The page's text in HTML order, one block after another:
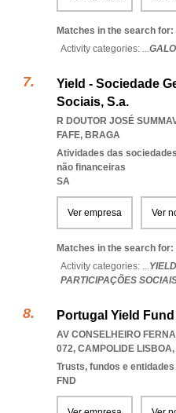
Matches in the search for:
Activity categories: ...
Yield - Sociedade
Sociais, S.a.
R DOUTOR JOSÉ
FAFE, BRAGA
Atividades das
não financeiras
SA
Ver empresa Ver
Matches in the search for:
Activity categories: ...
PARTICIPAÇÕES
Portugal Yield
AV CONSELHEIRO
072, CAMPOLIDE LISBOA,
Trusts, fundos e
FND